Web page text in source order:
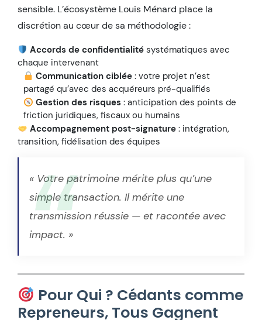
sensible. L’écosystème Louis Ménard place la
discrétion au cœur de sa méthodologie :
Accords de confidentialité systématiques avec
chaque intervenant
Communication ciblée : votre projet n’est
partagé qu’avec des acquéreurs pré-qualifiés
Gestion des risques : anticipation des points de
friction juridiques, fiscaux ou humains
Accompagnement post-signature : intégration,
transition, fidélisation des équipes
« Votre patrimoine mérite plus qu’une
simple transaction. Il mérite une
transmission réussie — et racontée avec
impact. »
Pour Qui ? Cédants comme
Repreneurs, Tous Gagnent